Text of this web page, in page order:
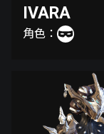
IVARA
角色：